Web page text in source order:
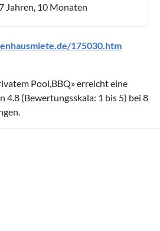
Jahren, 10 Monaten
175030.htm
Pool,BBQ» erreicht eine
4.8 (Bewertungsskala: 1 bis 5) bei 8